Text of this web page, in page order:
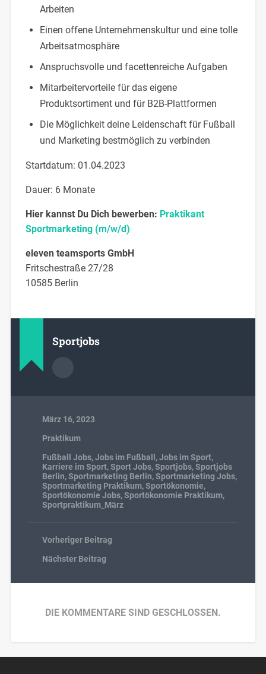
Arbeiten
Einen offene Unternehmenskultur und eine tolle
Arbeitsatmosphäre
Anspruchsvolle und facettenreiche Aufgaben
Mitarbeitervorteile für das eigene
Produktsortiment und für B2B-Plattformen
Die Möglichkeit deine Leidenschaft für Fußball
und Marketing bestmöglich zu verbinden
Startdatum: 01.04.2023
Dauer: 6 Monate
Hier kannst Du Dich bewerben: Praktikant
Sportmarketing (m/w/d)
eleven teamsports GmbH
Fritschestraße 27/28
10585 Berlin
Sportjobs
März 16, 2023
Praktikum
Fußball Jobs,Jobs im Fußball ,Jobs im Sport,
Karriere im Sport,Sport Jobs,Sportjobs,Sportjobs
Berlin,Sportmarketing Berlin,Sportmarketing Jobs,
Sportmarketing Praktikum,Sportökonomie,
Sportökonomie Jobs,Sportökonomie Praktikum,
Sportpraktikum_März
Vorheriger Beitrag
Nächster Beitrag
DIE KOMMENTARE SIND GESCHLOSSEN.